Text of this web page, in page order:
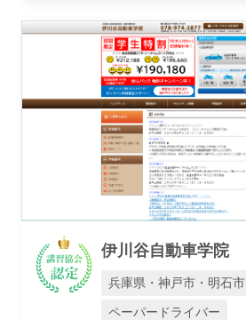
伊川谷自動車学院
兵庫県・神戸市・明石市
ペーパードライバー